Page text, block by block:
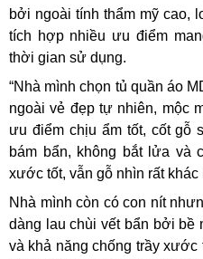
bởi ngoài tính thẩm mỹ cao,
tích hợp nhiều ưu điểm
thời gian sử dụng.
“Nhà mình chọn tủ quần áo
ngoài vẻ đẹp tự nhiên, mộc
ưu điểm chịu ẩm tốt, cốt gỗ
bám bẩn, không bắt lửa và
xước tốt, vẫn gỗ nhìn rất khác
Nhà mình còn có con nít
dàng lau chùi vết bẩn bởi bề
và khả năng chống trầy xước